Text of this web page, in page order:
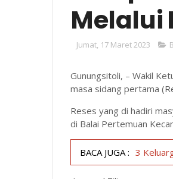
Melalui
Jumat, 17 Maret 2023
Gunungsitoli, – Wakil
masa sidang pertama
Reses yang di hadiri
di Balai Pertemuan
BACA JUGA : 3